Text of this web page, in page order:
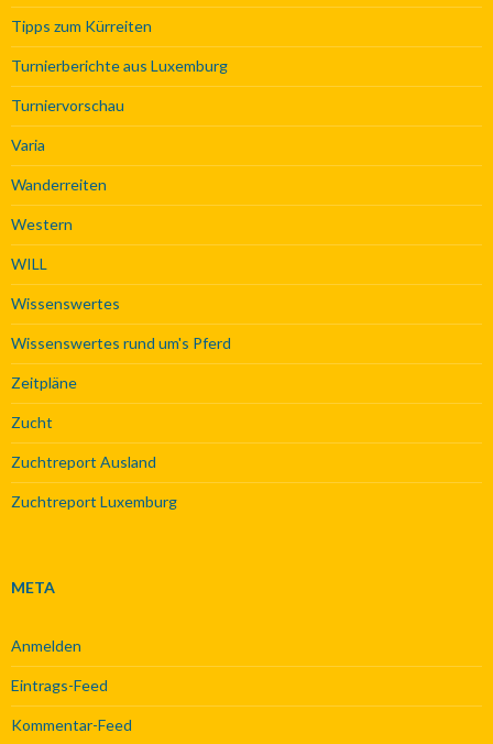
Tipps zum Kürreiten
Turnierberichte aus Luxemburg
Turniervorschau
Varia
Wanderreiten
Western
WILL
Wissenswertes
Wissenswertes rund um's Pferd
Zeitpläne
Zucht
Zuchtreport Ausland
Zuchtreport Luxemburg
META
Anmelden
Eintrags-Feed
Kommentar-Feed